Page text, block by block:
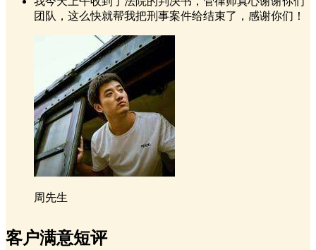
团队，这么快就帮我把刑事案件给结束了，感谢你们！
周先生
客户满意短评